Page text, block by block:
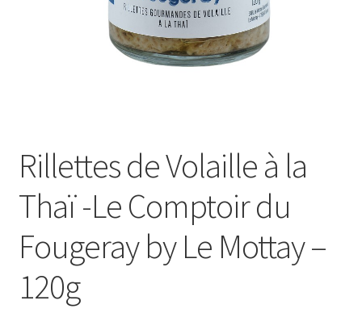
Rillettes de Volaille à la
Thaï -Le Comptoir du
Fougeray by Le Mottay –
120g